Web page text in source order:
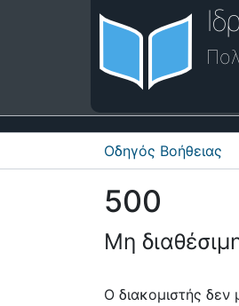
Οδηγός Βοήθειας
500
Μη
Ο διακομιστής